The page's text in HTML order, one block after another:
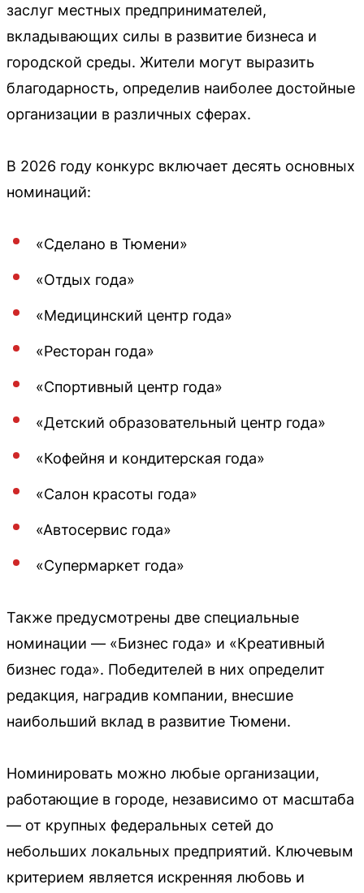
заслуг местных предпринимателей,
вкладывающих силы в развитие бизнеса и
городской среды. Жители могут выразить
благодарность, определив наиболее достойные
организации в различных сферах.
В 2026 году конкурс включает десять основных
номинаций:
«Сделано в Тюмени»
«Отдых года»
«Медицинский центр года»
«Ресторан года»
«Спортивный центр года»
«Детский образовательный центр года»
«Кофейня и кондитерская года»
«Салон красоты года»
«Автосервис года»
«Супермаркет года»
Также предусмотрены две специальные
номинации — «Бизнес года» и «Креативный
бизнес года». Победителей в них определит
редакция, наградив компании, внесшие
наибольший вклад в развитие Тюмени.
Номинировать можно любые организации,
работающие в городе, независимо от масштаба
— от крупных федеральных сетей до
небольших локальных предприятий. Ключевым
критерием является искренняя любовь и